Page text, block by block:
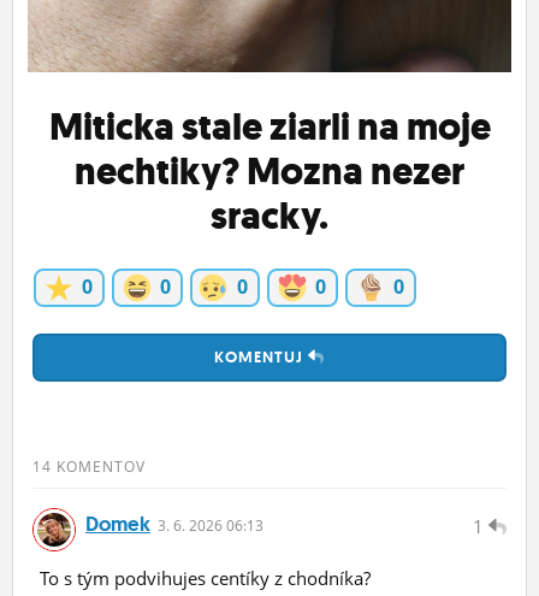
Miticka stale ziarli na moje
nechtiky? Mozna nezer
sracky.
0 0 0 0 0
KOMENTUJ
14 KOMENTOV
1
Domek 3. 6. 2026 06:13
To s tým podvihujes centíky z chodníka?